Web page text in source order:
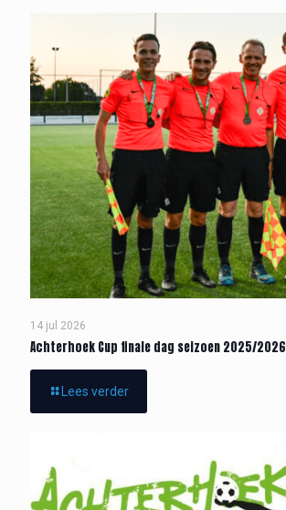
14 jul 2026
Achterhoek Cup finale dag seizoen 2025/2026
Lees verder